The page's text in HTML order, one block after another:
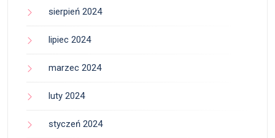
sierpień 2024
lipiec 2024
marzec 2024
luty 2024
styczeń 2024